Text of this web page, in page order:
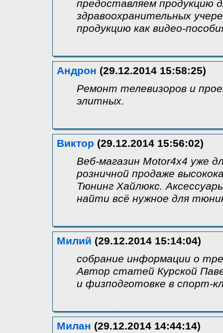
предоставляем продукцию
здравоохранительных
продукцию как видео-
Андрон (29.12.2014 15:58:25)
Ремонт телевизоров и
элитных.
Виктор (29.12.2014 15:56:02)
Веб-магазин Motor4x4 уже
розничной продаже
Тюнинг Хайлюкс.
найти всё нужное для
Милий (29.12.2014 15:14:04)
собрание информации о
Автор статей Курской
и физподготовке в спорт-
Милан (29.12.2014 14:44:14)